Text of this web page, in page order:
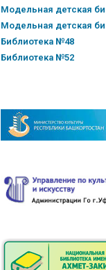
Модельная детская
Модельная детская
Библиотека №48
Библиотека №52